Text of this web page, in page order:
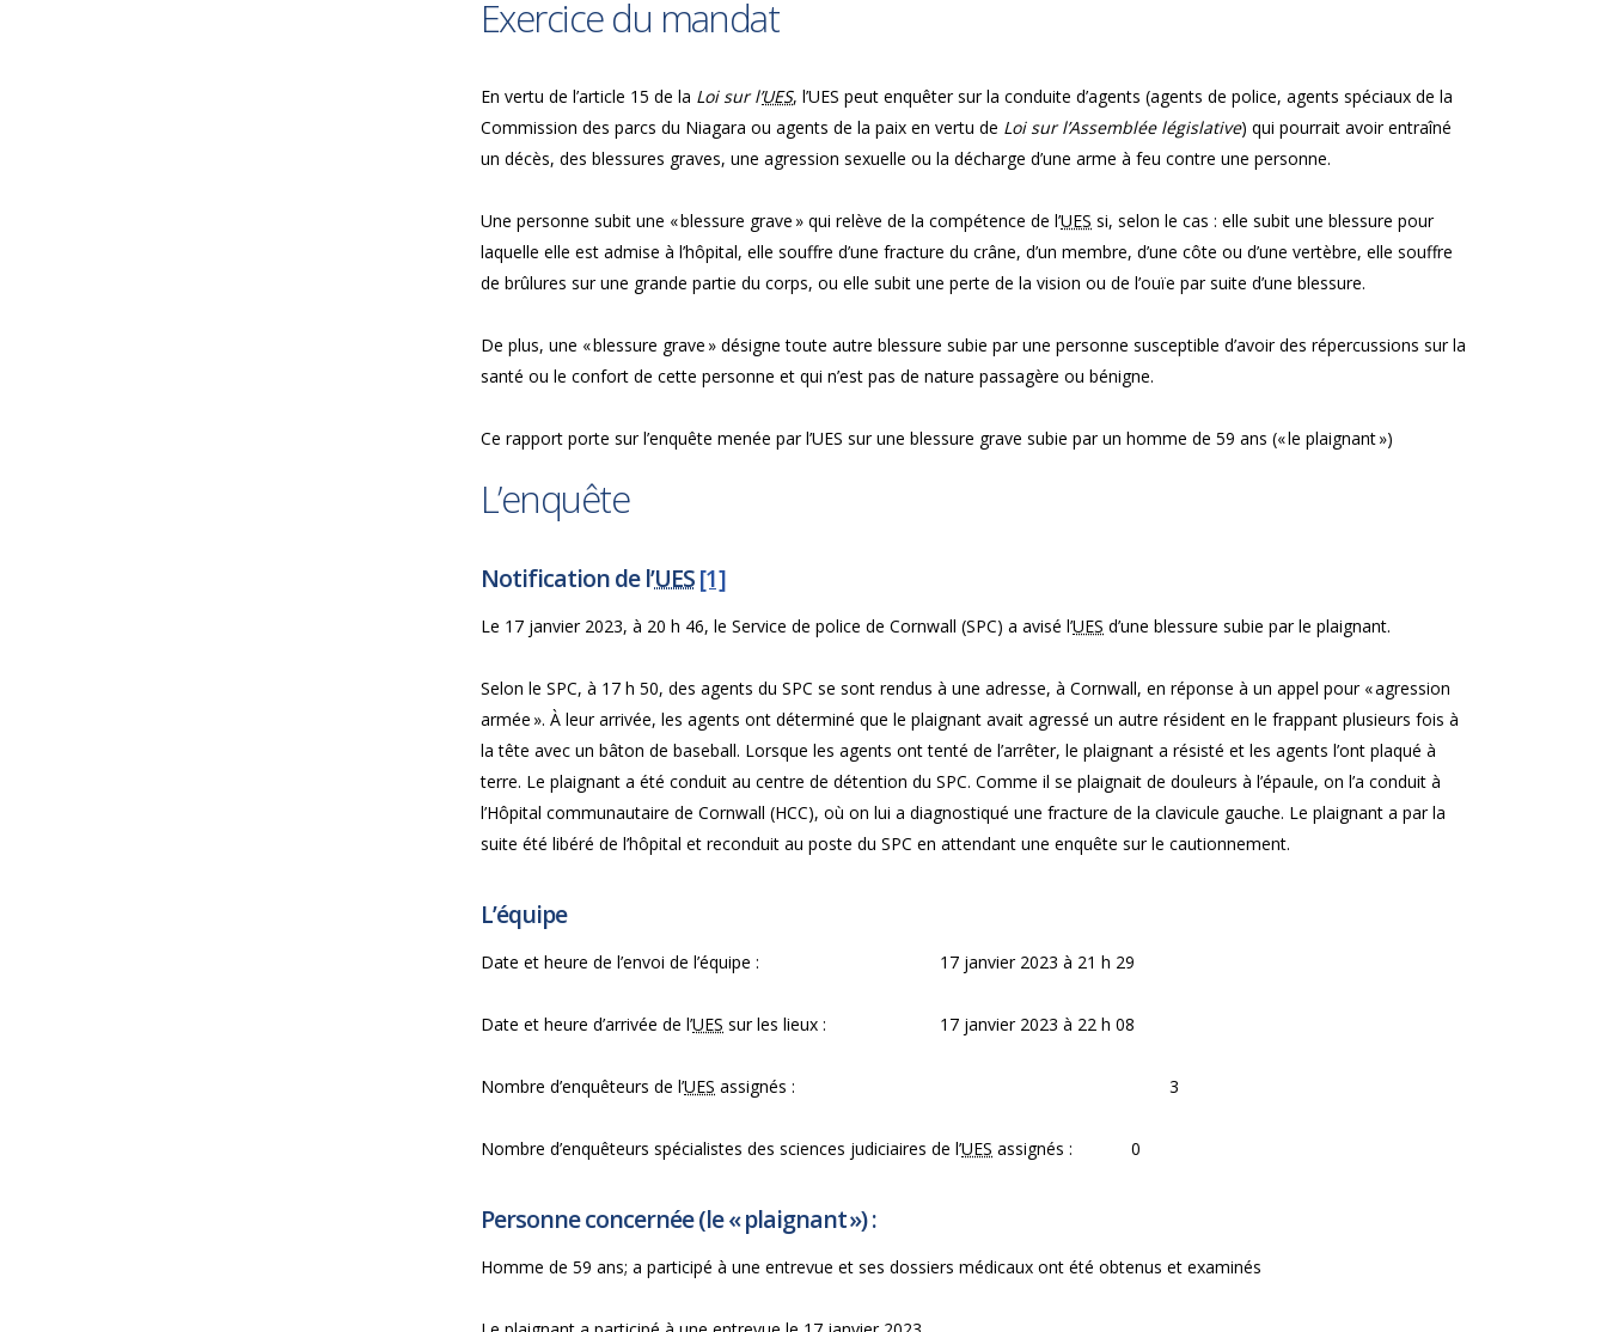
Exercice du mandat
En vertu de l’article 15 de la Loi sur l’UES, l’UES peut enquêter sur la conduite d’agents (agents de police, agents spéciaux de la
Commission des parcs du Niagara ou agents de la paix en vertu de Loi sur l’Assemblée législative) qui pourrait avoir entraîné
un décès, des blessures graves, une agression sexuelle ou la décharge d’une arme à feu contre une personne.
Une personne subit une « blessure grave » qui relève de la compétence de l’UES si, selon le cas : elle subit une blessure pour
laquelle elle est admise à l’hôpital, elle souffre d’une fracture du crâne, d’un membre, d’une côte ou d’une vertèbre, elle souffre
de brûlures sur une grande partie du corps, ou elle subit une perte de la vision ou de l’ouïe par suite d’une blessure.
De plus, une « blessure grave » désigne toute autre blessure subie par une personne susceptible d’avoir des répercussions sur la
santé ou le confort de cette personne et qui n’est pas de nature passagère ou bénigne.
Ce rapport porte sur l’enquête menée par l’UES sur une blessure grave subie par un homme de 59 ans (« le plaignant »)
L’enquête
Notification de l’UES[1]
Le 17 janvier 2023, à 20 h 46, le Service de police de Cornwall (SPC) a avisé l’UES d’une blessure subie par le plaignant.
Selon le SPC, à 17 h 50, des agents du SPC se sont rendus à une adresse, à Cornwall, en réponse à un appel pour « agression
armée ». À leur arrivée, les agents ont déterminé que le plaignant avait agressé un autre résident en le frappant plusieurs fois à
la tête avec un bâton de baseball. Lorsque les agents ont tenté de l’arrêter, le plaignant a résisté et les agents l’ont plaqué à
terre. Le plaignant a été conduit au centre de détention du SPC. Comme il se plaignait de douleurs à l’épaule, on l’a conduit à
l’Hôpital communautaire de Cornwall (HCC), où on lui a diagnostiqué une fracture de la clavicule gauche. Le plaignant a par la
suite été libéré de l’hôpital et reconduit au poste du SPC en attendant une enquête sur le cautionnement.
L’équipe
Date et heure de l’envoi de l’équipe : 17 janvier 2023 à 21 h 29
Date et heure d’arrivée de l’UES sur les lieux : 17 janvier 2023 à 22 h 08
Nombre d’enquêteurs de l’UES assignés : 3
Nombre d’enquêteurs spécialistes des sciences judiciaires de l’UES assignés : 0
Personne concernée (le « plaignant ») :
Homme de 59 ans; a participé à une entrevue et ses dossiers médicaux ont été obtenus et examinés